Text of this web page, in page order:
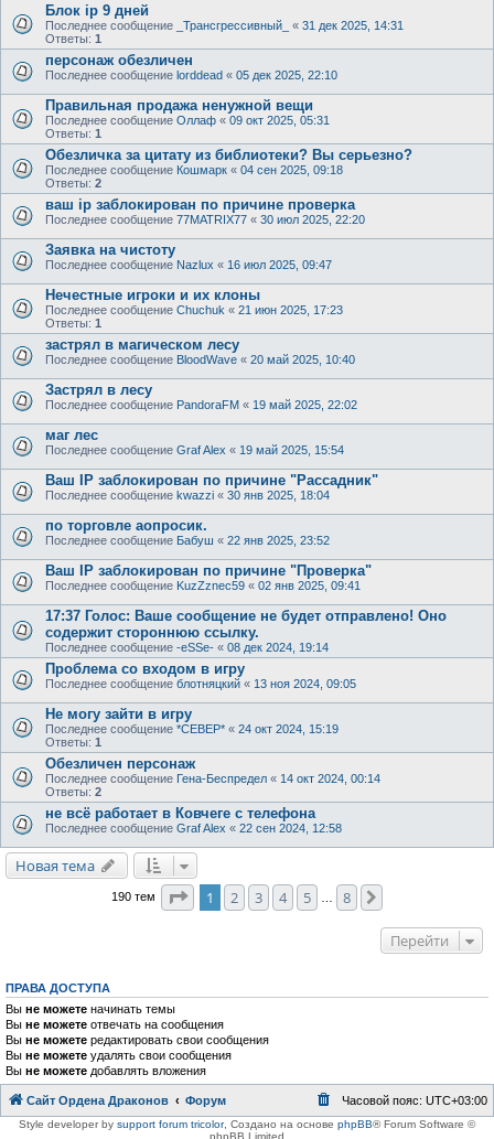
Блок ip 9 дней
Последнее сообщение _Трансгрессивный_ « 31 дек 2025, 14:31
Ответы: 1
персонаж обезличен
Последнее сообщение lorddead « 05 дек 2025, 22:10
Правильная продажа ненужной вещи
Последнее сообщение Оллаф « 09 окт 2025, 05:31
Ответы: 1
Обезличка за цитату из библиотеки? Вы серьезно?
Последнее сообщение Кошмарк « 04 сен 2025, 09:18
Ответы: 2
ваш ip заблокирован по причине проверка
Последнее сообщение 77MATRIX77 « 30 июл 2025, 22:20
Заявка на чистоту
Последнее сообщение Nazlux « 16 июл 2025, 09:47
Нечестные игроки и их клоны
Последнее сообщение Chuchuk « 21 июн 2025, 17:23
Ответы: 1
застрял в магическом лесу
Последнее сообщение BloodWave « 20 май 2025, 10:40
Застрял в лесу
Последнее сообщение PandoraFM « 19 май 2025, 22:02
маг лес
Последнее сообщение Graf Alex « 19 май 2025, 15:54
Ваш IP заблокирован по причине "Рассадник"
Последнее сообщение kwazzi « 30 янв 2025, 18:04
по торговле аопросик.
Последнее сообщение Бабуш « 22 янв 2025, 23:52
Ваш IP заблокирован по причине "Проверка"
Последнее сообщение KuzZznec59 « 02 янв 2025, 09:41
17:37 Голос: Ваше сообщение не будет отправлено! Оно
содержит стороннюю ссылку.
Последнее сообщение -eSSe- « 08 дек 2024, 19:14
Проблема со входом в игру
Последнее сообщение блотняцкий « 13 ноя 2024, 09:05
Не могу зайти в игру
Последнее сообщение *СЕВЕР* « 24 окт 2024, 15:19
Ответы: 1
Обезличен персонаж
Последнее сообщение Гена-Беспредел « 14 окт 2024, 00:14
Ответы: 2
не всё работает в Ковчеге с телефона
Последнее сообщение Graf Alex « 22 сен 2024, 12:58
Новая тема
190 тем Страница1 из
1 2 3 4 5 8
Перейти
ПРАВА ДОСТУПА
Вы не можете начинать темы
Вы не можете отвечать на сообщения
Вы не можете редактировать свои сообщения
Вы не можете удалять свои сообщения
Вы не можете добавлять вложения
Сайт Ордена Драконов Форум Часовой пояс: UTC+03:00
Style developer by support forum tricolor, Создано на основе phpBB® Forum Software ©
phpBB Limited